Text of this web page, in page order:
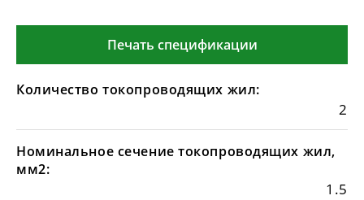
Печать спецификации
Количество токопроводящих жил:
2
Номинальное сечение токопроводящих жил,
мм2:
1.5